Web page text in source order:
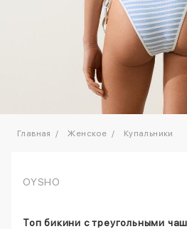
Главная Женское Купальники
OYSHO
Топ бикини с треугольными